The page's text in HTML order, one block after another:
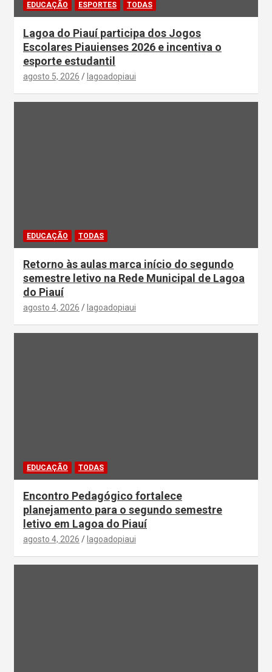
EDUCAÇÃO ESPORTES TODAS
Lagoa do Piauí participa dos Jogos
Escolares Piauienses 2026 e incentiva o
esporte estudantil
agosto 5, 2026 lagoadopiaui
EDUCAÇÃO TODAS
Retorno às aulas marca início do segundo
semestre letivo na Rede Municipal de Lagoa
do Piauí
agosto 4, 2026 lagoadopiaui
EDUCAÇÃO TODAS
Encontro Pedagógico fortalece
planejamento para o segundo semestre
letivo em Lagoa do Piauí
agosto 4, 2026 lagoadopiaui